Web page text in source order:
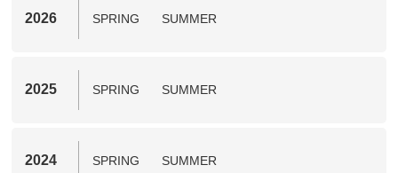
2026 SPRING SUMMER
2025 SPRING SUMMER
2024 SPRING SUMMER